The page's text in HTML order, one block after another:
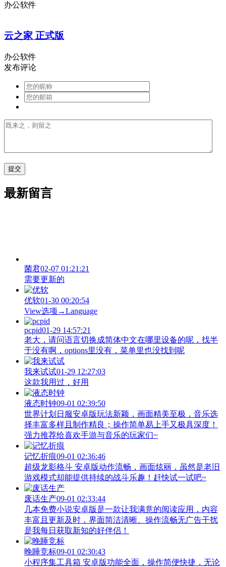
办公软件
云之家 正式版
办公软件
发布评论
最新留言
菌君02-07 01:21:21
需要更新的
优软01-30 00:20:54
View‌选项→Language
pcpid01-29 14:57:21
老大，请问语言切换成简体中文在哪里设备的呢，找半
于没有啊，options里没有，菜单里也没找到呢
我来试试01-29 12:27:03
这款我用过，好用
液态时钟09-01 02:39:50
世界计划日服安卓版玩法新颖，画面精美至极，音乐选
择丰富多样且制作精良；操作简单易上手又极具深度！
强力推荐给喜欢手游与音乐的玩家们~
记忆折痕09-01 02:36:46
超级龙影格斗 安卓版动作流畅，画面炫丽，虽然是老旧
游戏模式却能提供持续的战斗乐趣！赶快试一试吧~
废话生产09-01 02:33:44
几本免费小说安卓版是一款让我满意的阅读应用，内容
丰富且更新及时，界面简洁清晰、操作流畅无广告干扰
是我每日获取新知的好伴侣！
晚睡竞标09-01 02:30:43
小程序集工具箱 安卓版功能全面，操作简便快捷，无论